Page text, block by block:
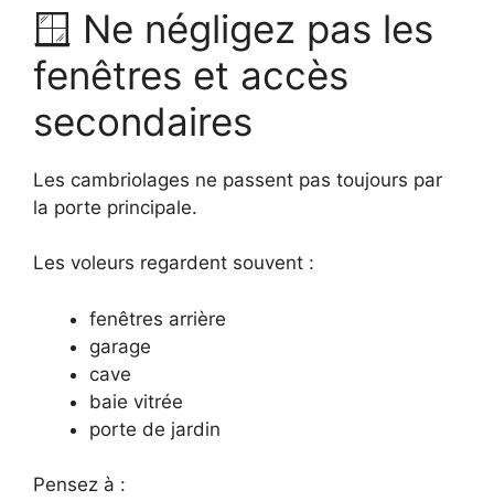
🪟 Ne négligez pas les
fenêtres et accès
secondaires
Les cambriolages ne passent pas toujours par
la porte principale.
Les voleurs regardent souvent :
fenêtres arrière
garage
cave
baie vitrée
porte de jardin
Pensez à :